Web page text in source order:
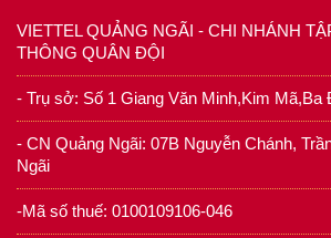
VIETTEL QUẢNG NGÃI - CHI NHÁNH
THÔNG QUÂN ĐỘI
- Trụ sở: Số 1 Giang Văn Minh,Kim Mã,Ba
- CN Quảng Ngãi: 07B Nguyễn Chánh,
Ngãi
-Mã số thuế: 0100109106-046